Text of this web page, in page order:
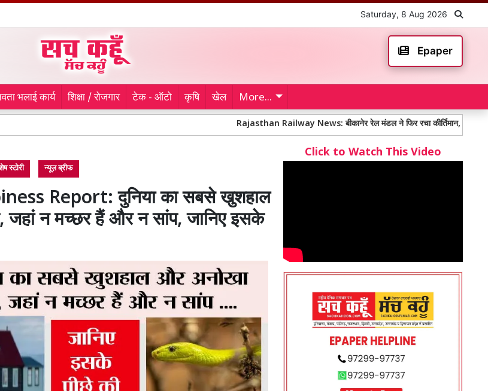
Saturday, 8 Aug 2026
Epaper
भलाई कार्य शिक्षा / रोजगार टेक - ऑटो कृषि खेल More...
Rajasthan Railway News: बीकानेर रेल मंडल ने फिर रचा कीर्तिमान, औसतन 13 मिनट में
स्टोरी न्यूज़ ब्रीफ
Report: दुनिया का सबसे खुशहाल
न मच्छर हैं और न सांप, जानिए इसके
Click to Watch This Video